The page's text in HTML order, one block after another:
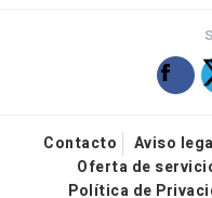
Contacto Aviso
Oferta de
Política de